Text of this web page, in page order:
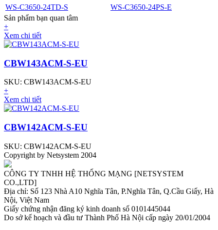
WS-C3650-24TD-S
WS-C3650-24PS-E
Sản phẩm bạn quan tâm
+
Xem chi tiết
CBW143ACM-S-EU
SKU: CBW143ACM-S-EU
+
Xem chi tiết
CBW142ACM-S-EU
SKU: CBW142ACM-S-EU
Copyright by Netsystem 2004
CÔNG TY TNHH HỆ THỐNG MẠNG [NETSYSTEM
CO.,LTD]
Địa chỉ: Số 123 Nhà A10 Nghĩa Tân, P.Nghĩa Tân, Q.Cầu Giấy, Hà
Nội, Việt Nam
Giấy chứng nhận đăng ký kinh doanh số 0101445044
Do sở kế hoạch và đầu tư Thành Phố Hà Nội cấp ngày 20/01/2004